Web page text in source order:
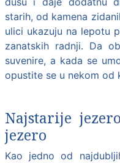
starih, od kamena
ulici ukazuju na lepotu
zanatskih radnji. Da
suvenire, a kada se
opustite se u nekom od
Najstarije
jezero
Kao jedno od